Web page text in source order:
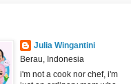
Julia Wingantini
Berau, Indonesia
i'm not a cook nor chef, i'm